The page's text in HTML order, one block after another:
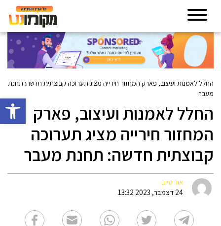
פתח
החלל לאמנות ועיצוב, פארק המחזור חירייה מציג תערוכה קבוצתית חדשה: תחנת
מעבר
החלל לאמנות ועיצוב, פארק
המחזור חירייה מציג תערוכה
קבוצתית חדשה: תחנת מעבר
אור טייב
24 דצמבר, 2023 13:32